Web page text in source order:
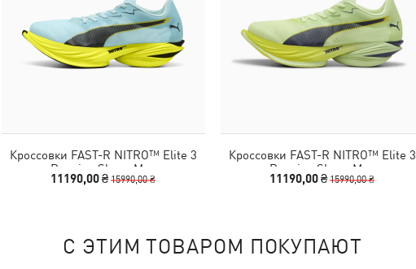
Кроссовки FAST-R NITRO™ Elite 3
Running Shoes Men
11190,00 ₴15990,00 ₴
Кроссовки FAST-R NITRO™ Elite 3
Running Shoes Men
11190,00 ₴15990,00 ₴
С ЭТИМ ТОВАРОМ ПОКУПАЮТ